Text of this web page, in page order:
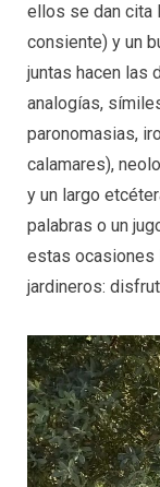
ellos se dan cita
consiente) y un
juntas hacen las
analogías,
paronomasias,
calamares),
y un largo
palabras o un
estas ocasiones
jardineros: